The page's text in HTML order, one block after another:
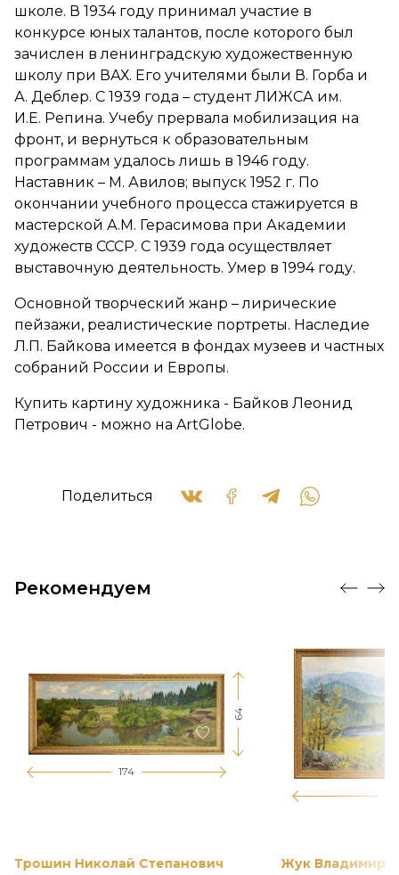
школе. В 1934 году принимал участие в
конкурсе юных талантов, после которого был
зачислен в ленинградскую художественную
школу при ВАХ. Его учителями были В. Горба и
А. Деблер. С 1939 года – студент ЛИЖСА им.
И.Е. Репина. Учебу прервала мобилизация на
фронт, и вернуться к образовательным
программам удалось лишь в 1946 году.
Наставник – М. Авилов; выпуск 1952 г. По
окончании учебного процесса стажируется в
мастерской А.М. Герасимова при Академии
художеств СССР. С 1939 года осуществляет
выставочную деятельность. Умер в 1994 году.
Основной творческий жанр – лирические
пейзажи, реалистические портреты. Наследие
Л.П. Байкова имеется в фондах музеев и частных
собраний России и Европы.
Купить картину художника - Байков Леонид
Петрович - можно на ArtGlobe.
Поделиться
Рекомендуем
174
64
Трошин Николай Степанович Жук Владимир